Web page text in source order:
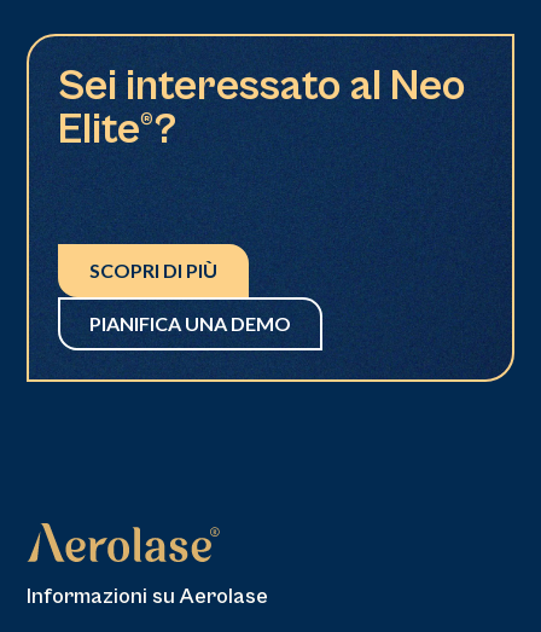
Sei interessato al Neo
Elite®?
SCOPRI DI PIÙ
PIANIFICA UNA DEMO
Informazioni su Aerolase